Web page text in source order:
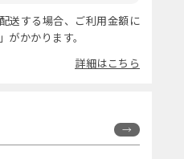
送する場合、ご利用金額に
かかります。
詳細はこちら